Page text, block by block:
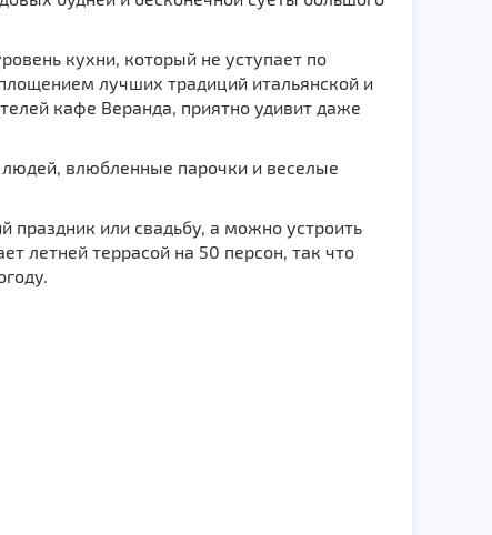
кухни, который не уступает по
лучших традиций итальянской и
кафе Веранда, приятно удивит даже
влюбленные парочки и веселые
праздник или свадьбу, а можно устроить
летней террасой на 50 персон, так что